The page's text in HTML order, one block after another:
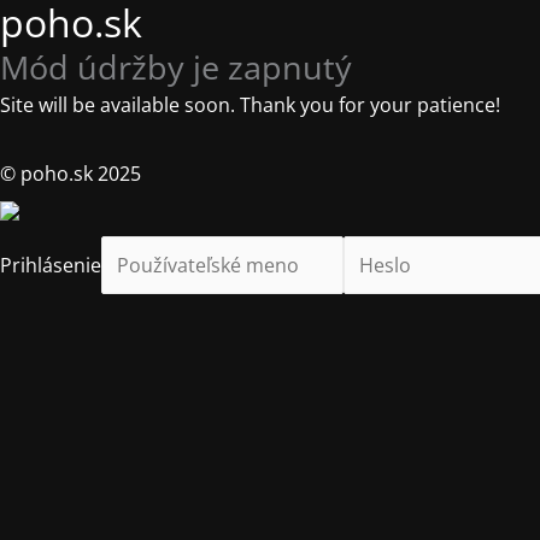
poho.sk
Mód údržby je zapnutý
Site will be available soon. Thank you for your patience!
© poho.sk 2025
Prihlásenie